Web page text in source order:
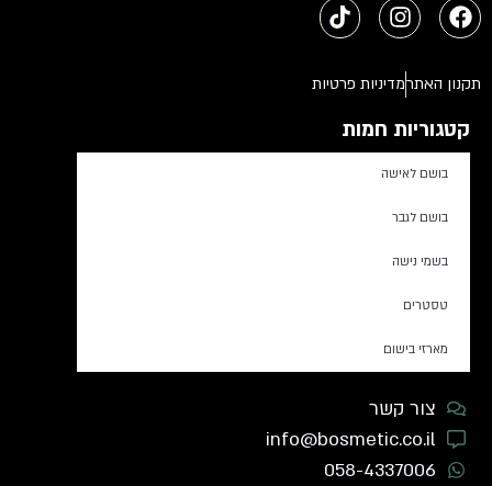
תקנון האתרמדיניות פרטיות
קטגוריות חמות
בושם לאישה
בושם לגבר
בשמי נישה
טסטרים
מארזי בישום
צור קשר
info@bosmetic.co.il
058-4337006